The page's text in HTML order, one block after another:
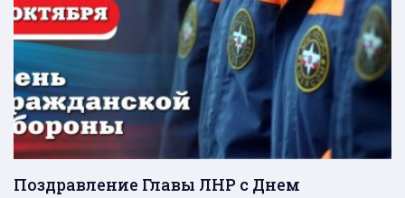
Поздравление Главы ЛНР с Днем